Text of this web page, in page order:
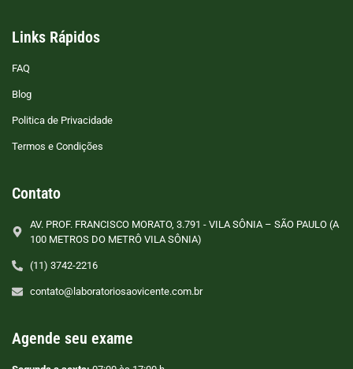
Links Rápidos
FAQ
Blog
Politica de Privacidade
Termos e Condições
Contato
AV. PROF. FRANCISCO MORATO, 3.791 - VILA SÔNIA – SÃO PAULO (A
100 METROS DO METRÔ VILA SÔNIA)
(11) 3742-2216
contato@laboratoriosaovicente.com.br
Agende seu exame